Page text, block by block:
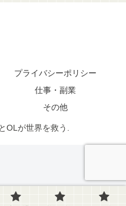
プライバシーポリシー
仕事・副業
その他
OLが世界を救う.